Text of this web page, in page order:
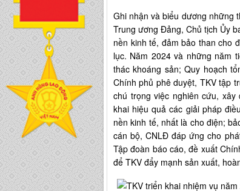
Ghi nhận và biểu dương những
Trung ương Đảng, Chủ tịch Ủy
nền kinh tế, đảm bảo than cho
lục. Năm 2024 và những năm
thác khoáng sản; Quy hoạch
Chính phủ phê duyệt, TKV tập
chú trọng việc nghiên cứu,
khai hiệu quả các giải pháp
nền kinh tế, nhất là cho điện;
cán bộ, CNLĐ đáp ứng cho
Tập đoàn báo cáo, đề xuất
để TKV đẩy mạnh sản xuất,